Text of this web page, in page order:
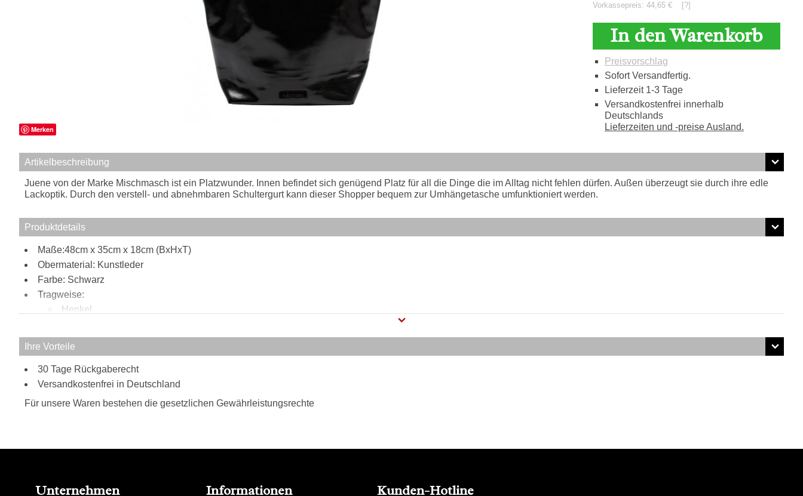
Merken
Vorkassepreis: 44,65 € [?]
In den Warenkorb
Preisvorschlag
Sofort Versandfertig.
Lieferzeit 1-3 Tage
Versandkostenfrei innerhalb
Deutschlands
Lieferzeiten und -preise Ausland.
Artikelbeschreibung
Juene von der Marke Mischmasch ist ein Platzwunder. Innen befindet sich genügend Platz für all die Dinge die im Alltag nicht fehlen dürfen. Außen überzeugt sie durch ihre edle
Lackoptik. Durch den verstell- und abnehmbaren Schultergurt kann dieser Shopper bequem zur Umhängetasche umfunktioniert werden.
Produktdetails
Maße:48cm x 35cm x 18cm (BxHxT)
Obermaterial: Kunstleder
Farbe: Schwarz
Tragweise:
Henkel
Besonderheiten:
verstell- und abnehmbarer Schultergurt
Lackoptik
Ihre Vorteile
30 Tage Rückgaberecht
Versandkostenfrei in Deutschland
Für unsere Waren bestehen die gesetzlichen Gewährleistungsrechte
Unternehmen Informationen Kunden-Hotline